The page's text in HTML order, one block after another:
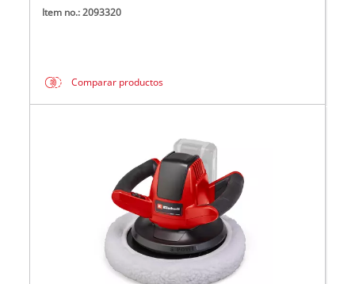
Item no.: 2093320
Comparar productos